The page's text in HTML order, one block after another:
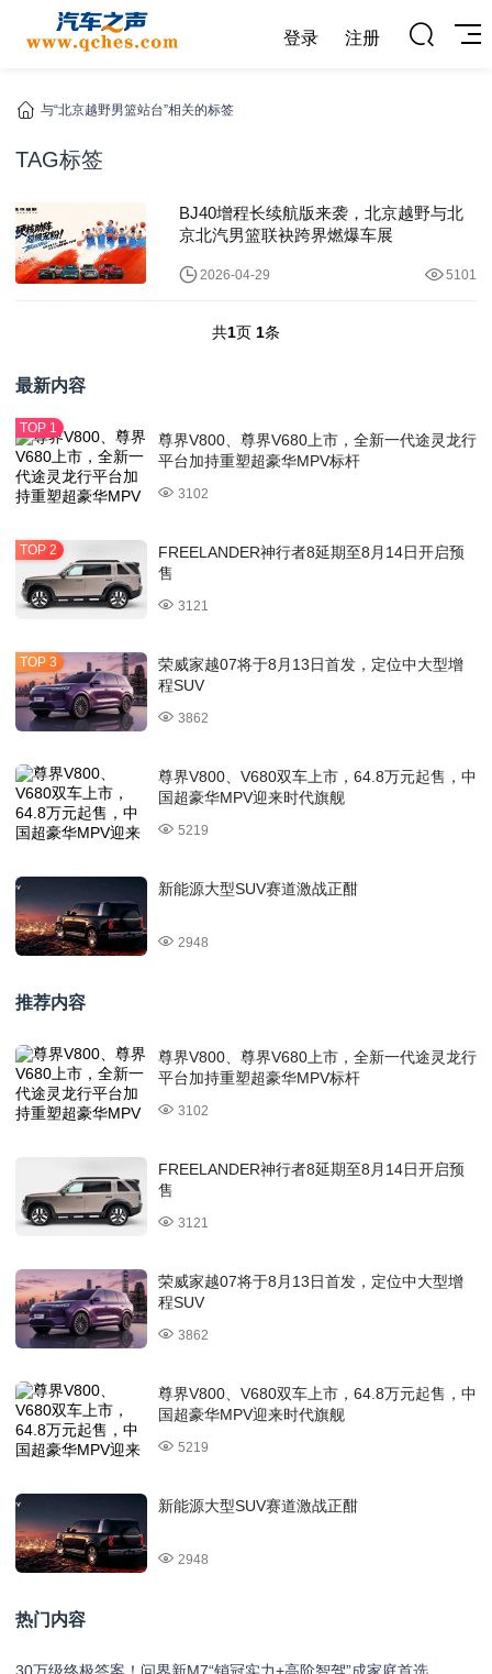
登录 注册
与“北京越野男篮站台”相关的标签
TAG标签
BJ40增程长续航版来袭，北京越野与北
京北汽男篮联袂跨界燃爆车展
2026-04-29 5101
共1页 1条
最新内容
尊界V800、尊界V680上市，全新一代途灵龙行
平台加持重塑超豪华MPV标杆
3102
FREELANDER神行者8延期至8月14日开启预
售
3121
荣威家越07将于8月13日首发，定位中大型增
程SUV
3862
尊界V800、V680双车上市，64.8万元起售，中
国超豪华MPV迎来时代旗舰
5219
新能源大型SUV赛道激战正酣
2948
推荐内容
尊界V800、尊界V680上市，全新一代途灵龙行
平台加持重塑超豪华MPV标杆
3102
FREELANDER神行者8延期至8月14日开启预
售
3121
荣威家越07将于8月13日首发，定位中大型增
程SUV
3862
尊界V800、V680双车上市，64.8万元起售，中
国超豪华MPV迎来时代旗舰
5219
新能源大型SUV赛道激战正酣
2948
热门内容